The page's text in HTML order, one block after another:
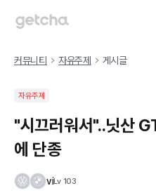
커뮤니티 자유주제 게시글
자유주제
"시끄러워서"..닛산
에 단종
viLv 103